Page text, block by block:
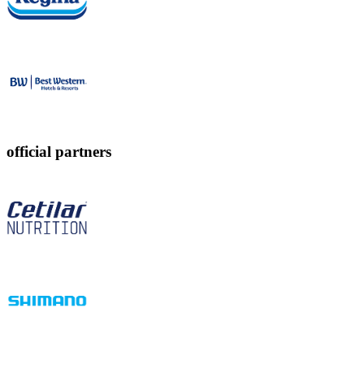
official partners